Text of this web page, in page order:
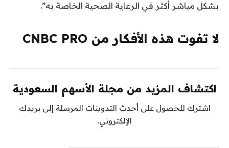
بشكل مباشر أكثر في الرعاية الصحية الخاصة به”.
لا تفوت هذه الأفكار من CNBC PRO
اكتشاف المزيد من مجلة الأسهم السعودية
اشترك للحصول على أحدث التدوينات المرسلة إلى بريدك
الإلكتروني.